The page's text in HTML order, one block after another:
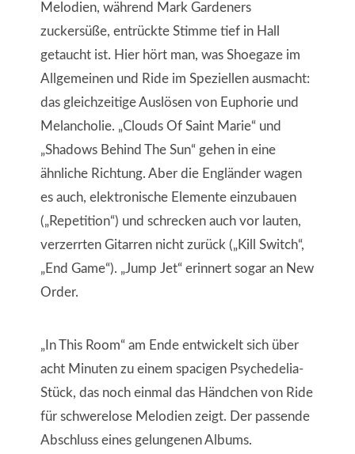
Melodien, während Mark Gardeners
zuckersüße, entrückte Stimme tief in Hall
getaucht ist. Hier hört man, was Shoegaze im
Allgemeinen und Ride im Speziellen ausmacht:
das gleichzeitige Auslösen von Euphorie und
Melancholie. „Clouds Of Saint Marie“ und
„Shadows Behind The Sun“ gehen in eine
ähnliche Richtung. Aber die Engländer wagen
es auch, elektronische Elemente einzubauen
(„Repetition“) und schrecken auch vor lauten,
verzerrten Gitarren nicht zurück („Kill Switch“,
„End Game“). „Jump Jet“ erinnert sogar an New
Order.
„In This Room“ am Ende entwickelt sich über
acht Minuten zu einem spacigen Psychedelia-
Stück, das noch einmal das Händchen von Ride
für schwerelose Melodien zeigt. Der passende
Abschluss eines gelungenen Albums.